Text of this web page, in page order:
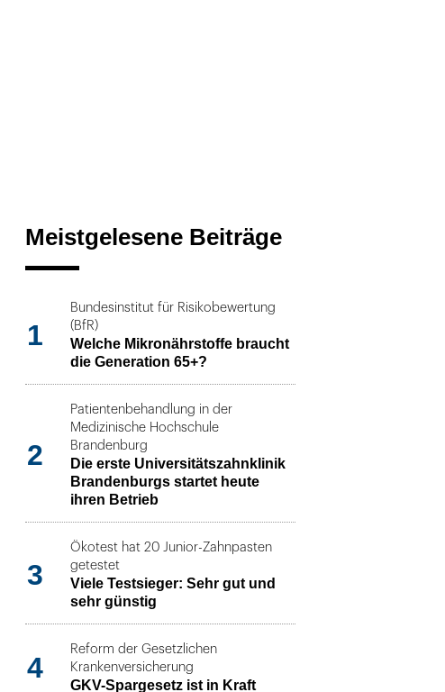
Meistgelesene Beiträge
1
Bundesinstitut für Risikobewertung
(BfR)
Welche Mikronährstoffe braucht
die Generation 65+?
2
Patientenbehandlung in der
Medizinische Hochschule
Brandenburg
Die erste Universitätszahnklinik
Brandenburgs startet heute
ihren Betrieb
3
Ökotest hat 20 Junior-Zahnpasten
getestet
Viele Testsieger: Sehr gut und
sehr günstig
4
Reform der Gesetzlichen
Krankenversicherung
GKV-Spargesetz ist in Kraft